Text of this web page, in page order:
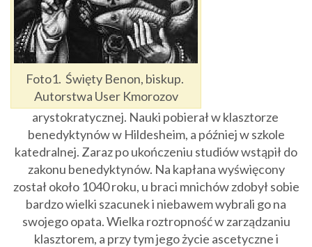
Foto1. Święty Benon, biskup.
Autorstwa User Kmorozov
arystokratycznej. Nauki pobierał w klasztorze
benedyktynów w Hildesheim, a później w szkole
katedralnej. Zaraz po ukończeniu studiów wstąpił do
zakonu benedyktynów. Na kapłana wyświęcony
został około 1040 roku, u braci mnichów zdobył sobie
bardzo wielki szacunek i niebawem wybrali go na
swojego opata. Wielka roztropność w zarządzaniu
klasztorem, a przy tym jego życie ascetyczne i